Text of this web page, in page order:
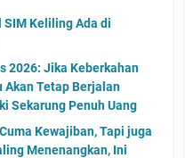
Keliling Ada di
2026: Jika Keberkahan
Akan Tetap Berjalan
Sekarung Penuh Uang
Kewajiban, Tapi juga
Menenangkan, Ini